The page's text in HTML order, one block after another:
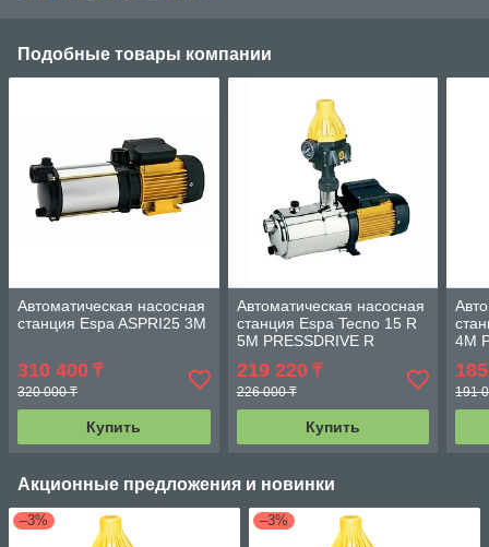
Подобные товары компании
Автоматическая насосная
станция Espa ASPRI25 3M
310 400 ₸
320 000 ₸
Купить
Автоматическая насосная
станция Espa Tecno 15 R
5M PRESSDRIVE R
219 220₸
226 000 ₸
Купить
4M
191
Акционные предложения и новинки
–3% –3%